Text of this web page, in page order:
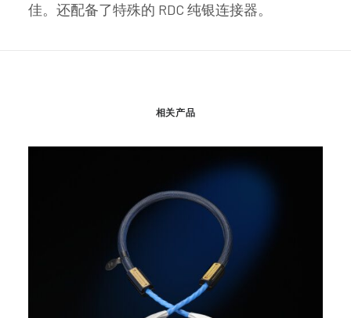
佳。还配备了特殊的 RDC 纯银连接器。
相关产品